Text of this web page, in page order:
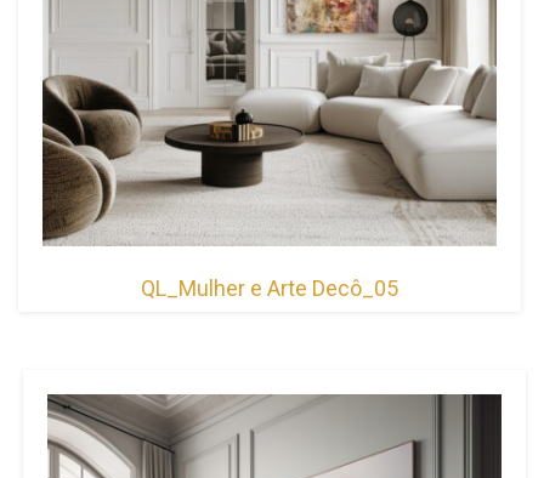
QL_Mulher e Arte Decô_05